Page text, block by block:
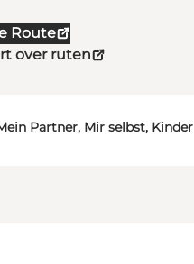
Route
over ruten
Partner, Mir selbst, Kinder